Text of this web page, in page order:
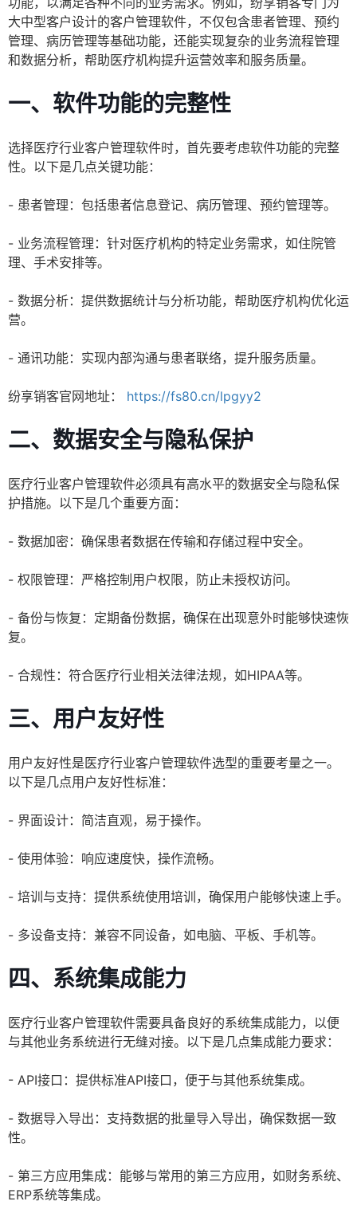
大中型客户设计的客户管理软件，不仅包含患者管理、预约
管理、病历管理等基础功能，还能实现复杂的业务流程管理
和数据分析，帮助医疗机构提升运营效率和服务质量。
一、软件功能的完整性
选择医疗行业客户管理软件时，首先要考虑软件功能的完整
性。以下是几点关键功能：
- 患者管理：包括患者信息登记、病历管理、预约管理等。
- 业务流程管理：针对医疗机构的特定业务需求，如住院管
理、手术安排等。
- 数据分析：提供数据统计与分析功能，帮助医疗机构优化运
营。
- 通讯功能：实现内部沟通与患者联络，提升服务质量。
纷享销客官网地址： https://fs80.cn/lpgyy2
二、数据安全与隐私保护
医疗行业客户管理软件必须具有高水平的数据安全与隐私保
护措施。以下是几个重要方面：
- 数据加密：确保患者数据在传输和存储过程中安全。
- 权限管理：严格控制用户权限，防止未授权访问。
- 备份与恢复：定期备份数据，确保在出现意外时能够快速恢
复。
- 合规性：符合医疗行业相关法律法规，如HIPAA等。
三、用户友好性
用户友好性是医疗行业客户管理软件选型的重要考量之一。
以下是几点用户友好性标准：
- 界面设计：简洁直观，易于操作。
- 使用体验：响应速度快，操作流畅。
- 培训与支持：提供系统使用培训，确保用户能够快速上手。
- 多设备支持：兼容不同设备，如电脑、平板、手机等。
四、系统集成能力
医疗行业客户管理软件需要具备良好的系统集成能力，以便
与其他业务系统进行无缝对接。以下是几点集成能力要求：
- API接口：提供标准API接口，便于与其他系统集成。
- 数据导入导出：支持数据的批量导入导出，确保数据一致
性。
- 第三方应用集成：能够与常用的第三方应用，如财务系统、
ERP系统等集成。